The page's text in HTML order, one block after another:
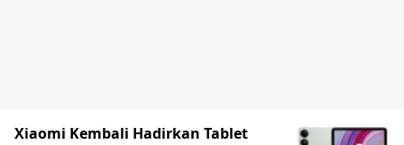
Xiaomi Kembali Hadirkan Tablet